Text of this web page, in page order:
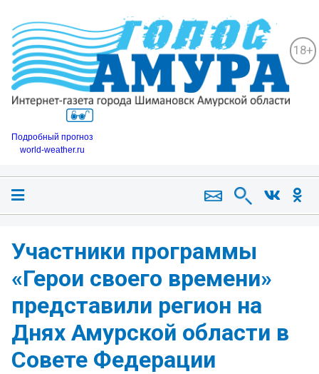
18+
Подробный прогноз
world-weather.ru
️Участники программы
«Герои своего времени»
представили регион на
Днях Амурской области в
Совете Федерации